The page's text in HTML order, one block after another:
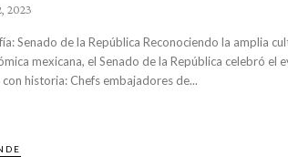
2023
de la República Reconociendo la amplia cultura
mexicana, el Senado de la República celebró el
historia: Chefs embajadores de...